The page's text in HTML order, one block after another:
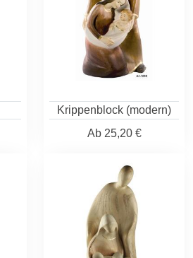
Krippenblock (modern)
Ab25,20 €